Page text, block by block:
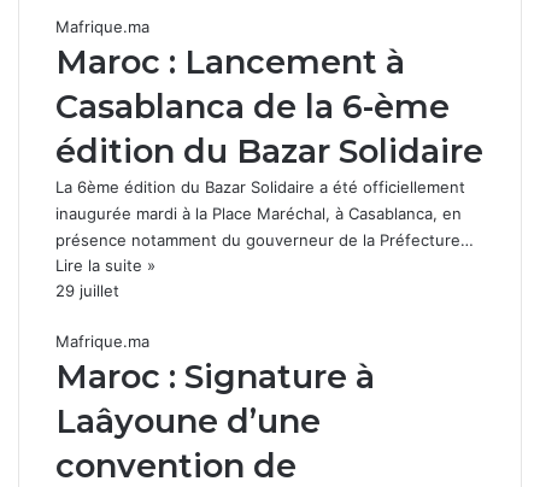
Mafrique.ma
Maroc : Lancement à
Casablanca de la 6-ème
édition du Bazar Solidaire
La 6ème édition du Bazar Solidaire a été officiellement
inaugurée mardi à la Place Maréchal, à Casablanca, en
présence notamment du gouverneur de la Préfecture…
Lire la suite »
29 juillet
Mafrique.ma
Maroc : Signature à
Laâyoune d’une
convention de